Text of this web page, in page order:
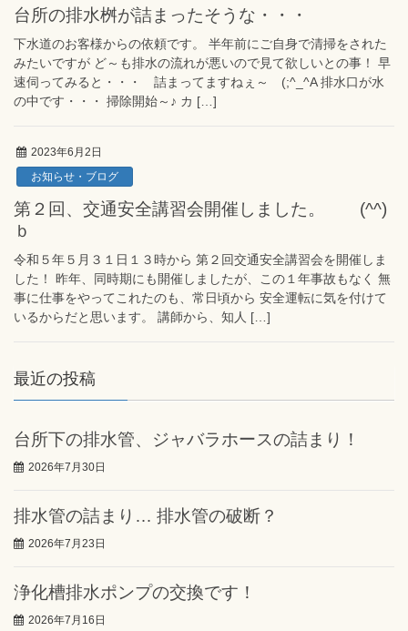
台所の排水桝が詰まったそうな・・・
下水道のお客様からの依頼です。 半年前にご自身で清掃をされた
みたいですが ど～も排水の流れが悪いので見て欲しいとの事！ 早
速伺ってみると・・・ 詰まってますねぇ～ (;^_^A 排水口が水
の中です・・・ 掃除開始～♪ カ […]
2023年6月2日
お知らせ・ブログ
第２回、交通安全講習会開催しました。 (^^)
ｂ
令和５年５月３１日１３時から 第２回交通安全講習会を開催しま
した！ 昨年、同時期にも開催しましたが、この１年事故もなく 無
事に仕事をやってこれたのも、常日頃から 安全運転に気を付けて
いるからだと思います。 講師から、知人 […]
最近の投稿
台所下の排水管、ジャバラホースの詰まり！
2026年7月30日
排水管の詰まり… 排水管の破断？
2026年7月23日
浄化槽排水ポンプの交換です！
2026年7月16日